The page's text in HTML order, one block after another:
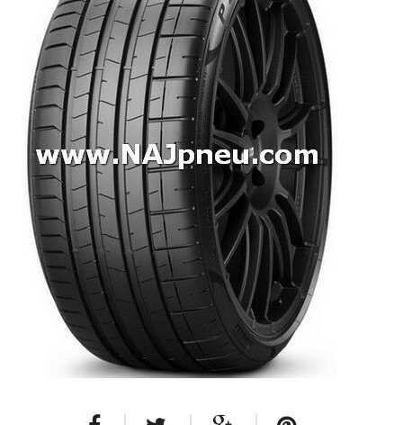
Dodávkové + malé úžitkové
Celoročné pneumatiky
Osobné/crossover + malé úžitkové
SUV/crossover + OFFRoad-ové
Dodávkové + malé úžitkové
Disky
Hliníkové / ALU disky / Elektróny
Plechové
Puklice na kolesá Kontakt Blog